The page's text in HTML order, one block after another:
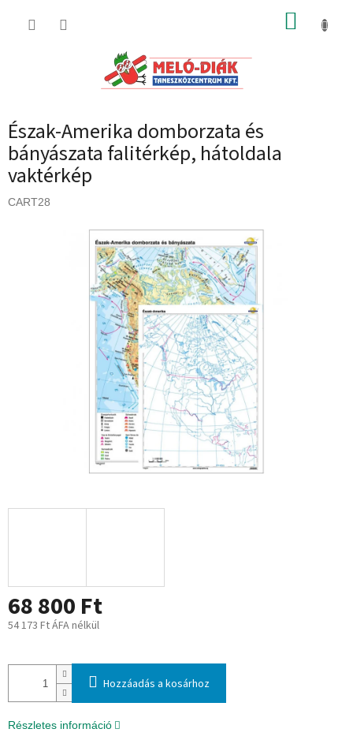
KOSÁR
Észak-Amerika domborzata és
bányászata falitérkép, hátoldala
vaktérkép
CART28
68 800 Ft
54 173 Ft ÁFA nélkül
Hozzáadás a kosárhoz
Részletes információ